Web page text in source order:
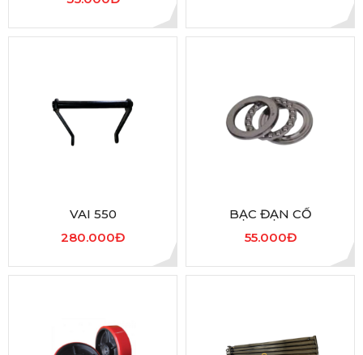
VAI 550
280.000Đ
BẠC ĐẠN CỔ
55.000Đ